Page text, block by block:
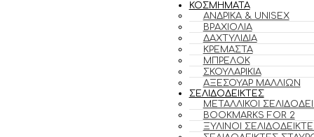
ΚΟΣΜΗΜΑΤΑ
ΑΝΔΡΙΚΆ & UNISEX
ΒΡΑΧΙΌΛΙΑ
ΔΑΧΤΥΛΊΔΙΑ
ΚΡΕΜΑΣΤΆ
ΜΠΡΕΛΌΚ
ΣΚΟΥΛΑΡΊΚΙΑ
ΑΞΕΣΟΥΆΡ ΜΑΛΛΙΏΝ
ΣΕΛΙΔΟΔΕΙΚΤΕΣ
ΜΕΤΑΛΛΙΚΟΊ
BOOKMARKS FOR 2
ΞΎΛΙΝΟΙ